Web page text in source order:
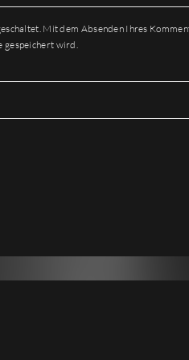
Mit dem Absenden Ihres
gespeichert wird.